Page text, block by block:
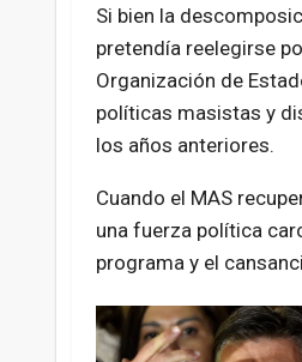
Si bien la
pretendía reelegirse
Organización de
políticas masistas y
los años anteriores.
Cuando el MAS
una fuerza política
programa y el